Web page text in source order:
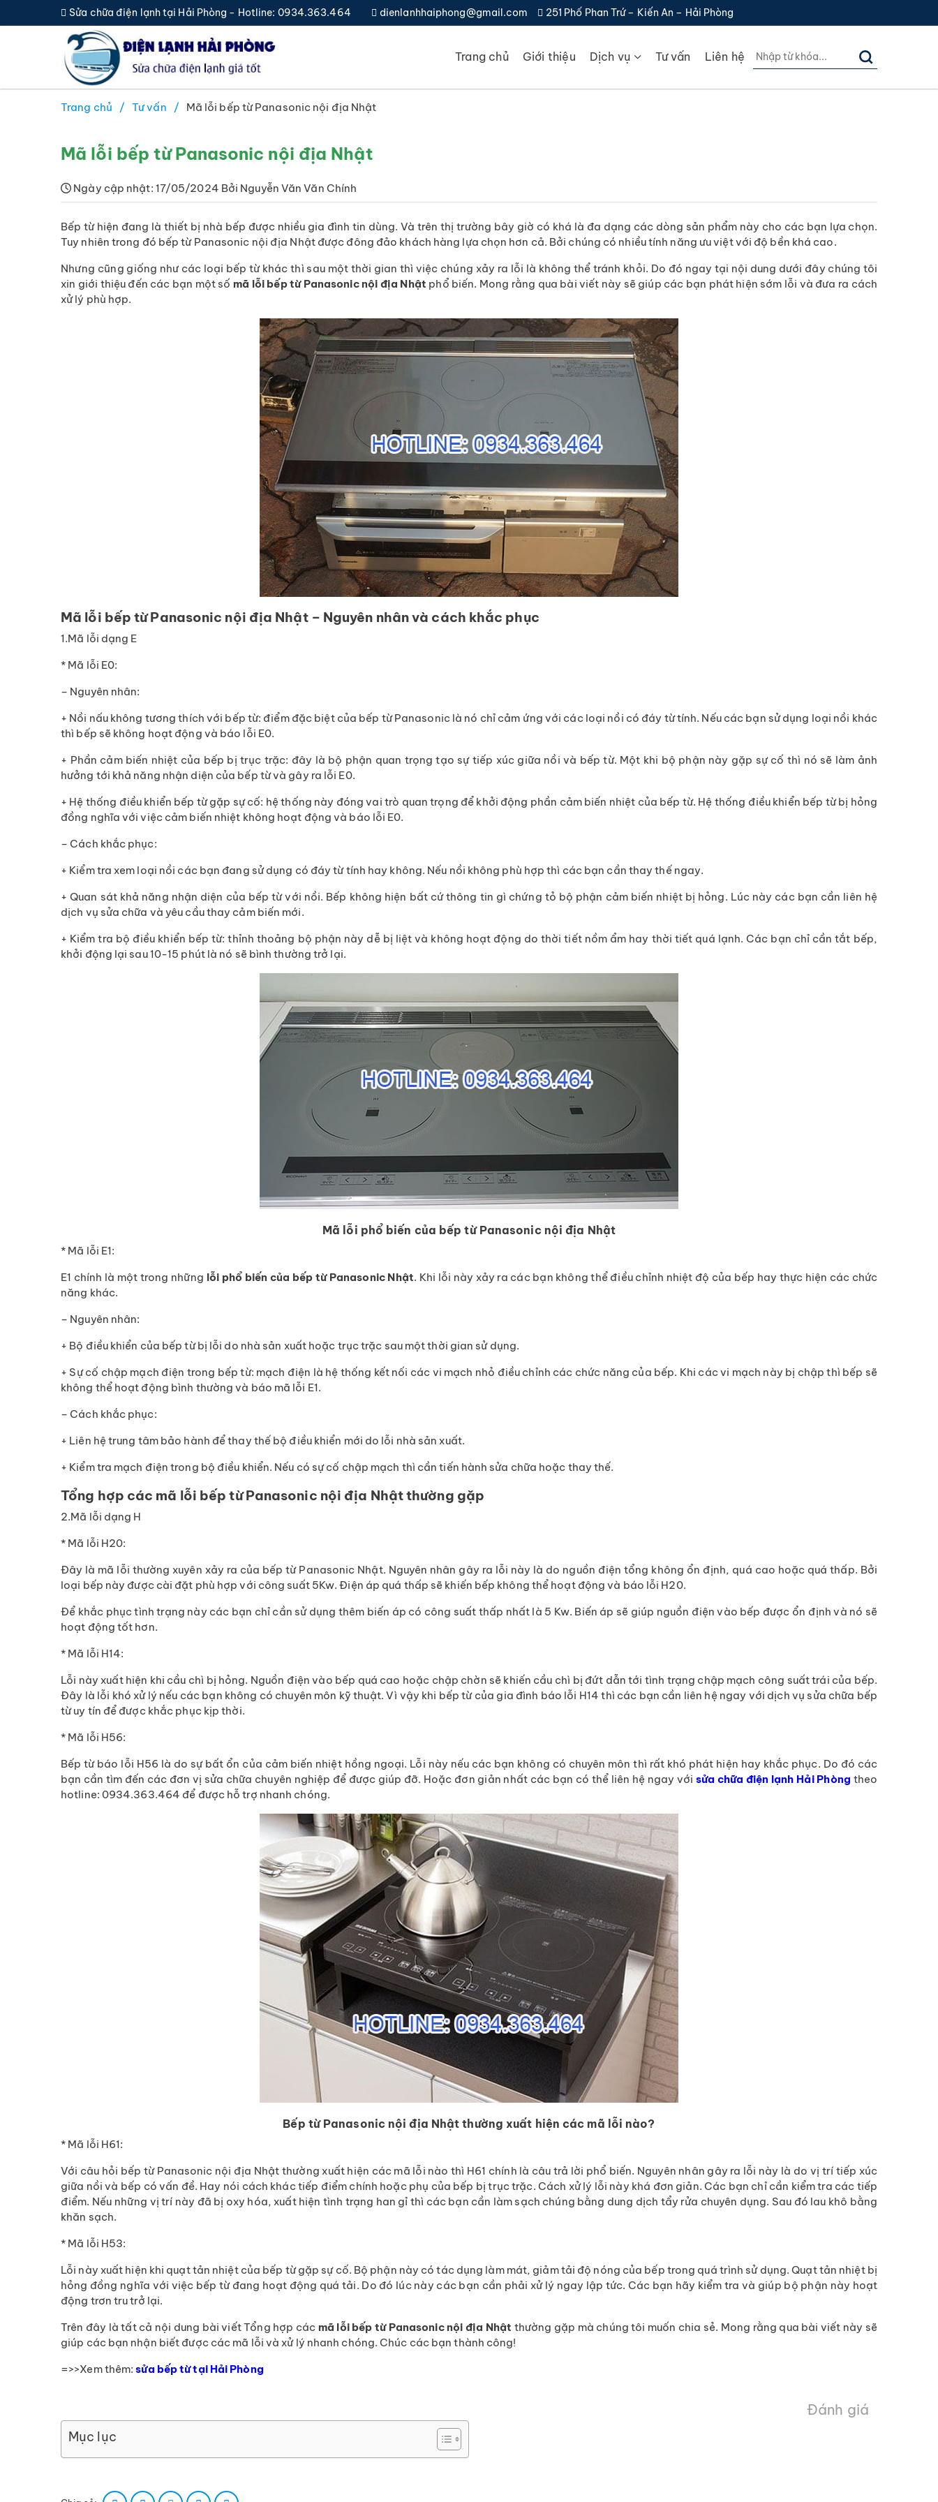
Sửa chữa điện lạnh tại Hải Phòng - Hotline: 0934.363.464 dienlanhhaiphong@gmail.com 251 Phố Phan Trứ – Kiến An – Hải Phòng
Trang chủ Giới thiệu Dịch vụ Tư vấn Liên hệ
Trang chủ Tư vấn Mã lỗi bếp từ Panasonic nội địa Nhật
Mã lỗi bếp từ Panasonic nội địa Nhật
Ngày cập nhật: 17/05/2024 Bởi Nguyễn Văn Văn Chính
Bếp từ hiện đang là thiết bị nhà bếp được nhiều gia đình tin dùng. Và trên thị trường bây giờ có khá là đa dạng các dòng sản phẩm này cho các bạn lựa chọn.
Tuy nhiên trong đó bếp từ Panasonic nội địa Nhật được đông đảo khách hàng lựa chọn hơn cả. Bởi chúng có nhiều tính năng ưu việt với độ bền khá cao.
Nhưng cũng giống như các loại bếp từ khác thì sau một thời gian thì việc chúng xảy ra lỗi là không thể tránh khỏi. Do đó ngay tại nội dung dưới đây chúng tôi
xin giới thiệu đến các bạn một sốmã lỗi bếp từ Panasonic nội địa Nhật phổ biến. Mong rằng qua bài viết này sẽ giúp các bạn phát hiện sớm lỗi và đưa ra cách
xử lý phù hợp.
Mã lỗi bếp từ Panasonic nội địa Nhật – Nguyên nhân và cách khắc phục
1.Mã lỗi dạng E
* Mã lỗi E0:
– Nguyên nhân:
+ Nồi nấu không tương thích với bếp từ: điểm đặc biệt của bếp từ Panasonic là nó chỉ cảm ứng với các loại nồi có đáy từ tính. Nếu các bạn sử dụng loại nồi khác
thì bếp sẽ không hoạt động và báo lỗi E0.
+ Phần cảm biến nhiệt của bếp bị trục trặc: đây là bộ phận quan trọng tạo sự tiếp xúc giữa nồi và bếp từ. Một khi bộ phận này gặp sự cố thì nó sẽ làm ảnh
hưởng tới khả năng nhận diện của bếp từ và gây ra lỗi E0.
+ Hệ thống điều khiển bếp từ gặp sự cố: hệ thống này đóng vai trò quan trọng để khởi động phần cảm biến nhiệt của bếp từ. Hệ thống điều khiển bếp từ bị hỏng
đồng nghĩa với việc cảm biến nhiệt không hoạt động và báo lỗi E0.
– Cách khắc phục:
+ Kiểm tra xem loại nồi các bạn đang sử dụng có đáy từ tính hay không. Nếu nồi không phù hợp thì các bạn cần thay thế ngay.
+ Quan sát khả năng nhận diện của bếp từ với nồi. Bếp không hiện bất cứ thông tin gì chứng tỏ bộ phận cảm biến nhiệt bị hỏng. Lúc này các bạn cần liên hệ
dịch vụ sửa chữa và yêu cầu thay cảm biến mới.
+ Kiểm tra bộ điều khiển bếp từ: thỉnh thoảng bộ phận này dễ bị liệt và không hoạt động do thời tiết nồm ẩm hay thời tiết quá lạnh. Các bạn chỉ cần tắt bếp,
khởi động lại sau 10-15 phút là nó sẽ bình thường trở lại.
Mã lỗi phổ biến của bếp từ Panasonic nội địa Nhật
* Mã lỗi E1:
E1 chính là một trong những lỗi phổ biến của bếp từ Panasonic Nhật. Khi lỗi này xảy ra các bạn không thể điều chỉnh nhiệt độ của bếp hay thực hiện các chức
năng khác.
– Nguyên nhân:
+ Bộ điều khiển của bếp từ bị lỗi do nhà sản xuất hoặc trục trặc sau một thời gian sử dụng.
+ Sự cố chập mạch điện trong bếp từ: mạch điện là hệ thống kết nối các vi mạch nhỏ điều chỉnh các chức năng của bếp. Khi các vi mạch này bị chập thì bếp sẽ
không thể hoạt động bình thường và báo mã lỗi E1.
– Cách khắc phục:
+ Liên hệ trung tâm bảo hành để thay thế bộ điều khiển mới do lỗi nhà sản xuất.
+ Kiểm tra mạch điện trong bộ điều khiển. Nếu có sự cố chập mạch thì cần tiến hành sửa chữa hoặc thay thế.
Tổng hợp các mã lỗi bếp từ Panasonic nội địa Nhật thường gặp
2.Mã lỗi dạng H
* Mã lỗi H20:
Đây là mã lỗi thường xuyên xảy ra của bếp từ Panasonic Nhật. Nguyên nhân gây ra lỗi này là do nguồn điện tổng không ổn định, quá cao hoặc quá thấp. Bởi
loại bếp này được cài đặt phù hợp với công suất 5Kw. Điện áp quá thấp sẽ khiến bếp không thể hoạt động và báo lỗi H20.
Để khắc phục tình trạng này các bạn chỉ cần sử dụng thêm biến áp có công suất thấp nhất là 5 Kw. Biến áp sẽ giúp nguồn điện vào bếp được ổn định và nó sẽ
hoạt động tốt hơn.
* Mã lỗi H14:
Lỗi này xuất hiện khi cầu chì bị hỏng. Nguồn điện vào bếp quá cao hoặc chập chờn sẽ khiến cầu chì bị đứt dẫn tới tình trạng chập mạch công suất trái của bếp.
Đây là lỗi khó xử lý nếu các bạn không có chuyên môn kỹ thuật. Vì vậy khi bếp từ của gia đình báo lỗi H14 thì các bạn cần liên hệ ngay với dịch vụ sửa chữa bếp
từ uy tín để được khắc phục kịp thời.
* Mã lỗi H56:
Bếp từ báo lỗi H56 là do sự bất ổn của cảm biến nhiệt hồng ngoại. Lỗi này nếu các bạn không có chuyên môn thì rất khó phát hiện hay khắc phục. Do đó các
bạn cần tìm đến các đơn vị sửa chữa chuyên nghiệp để được giúp đỡ. Hoặc đơn giản nhất các bạn có thể liên hệ ngay với sửa chữa điện lạnh Hải Phòng theo
hotline: 0934.363.464 để được hỗ trợ nhanh chóng.
Bếp từ Panasonic nội địa Nhật thường xuất hiện các mã lỗi nào?
* Mã lỗi H61:
Với câu hỏi bếp từ Panasonic nội địa Nhật thường xuất hiện các mã lỗi nào thì H61 chính là câu trả lời phổ biến. Nguyên nhân gây ra lỗi này là do vị trí tiếp xúc
giữa nồi và bếp có vấn đề. Hay nói cách khác tiếp điểm chính hoặc phụ của bếp bị trục trặc. Cách xử lý lỗi này khá đơn giản. Các bạn chỉ cần kiểm tra các tiếp
điểm. Nếu những vị trí này đã bị oxy hóa, xuất hiện tình trạng han gỉ thì các bạn cần làm sạch chúng bằng dung dịch tẩy rửa chuyên dụng. Sau đó lau khô bằng
khăn sạch.
* Mã lỗi H53:
Lỗi này xuất hiện khi quạt tản nhiệt của bếp từ gặp sự cố. Bộ phận này có tác dụng làm mát, giảm tải độ nóng của bếp trong quá trình sử dụng. Quạt tản nhiệt bị
hỏng đồng nghĩa với việc bếp từ đang hoạt động quá tải. Do đó lúc này các bạn cần phải xử lý ngay lập tức. Các bạn hãy kiểm tra và giúp bộ phận này hoạt
động trơn tru trở lại.
Trên đây là tất cả nội dung bài viết Tổng hợp các mã lỗi bếp từ Panasonic nội địa Nhật thường gặp mà chúng tôi muốn chia sẻ. Mong rằng qua bài viết này sẽ
giúp các bạn nhận biết được các mã lỗi và xử lý nhanh chóng. Chúc các bạn thành công!
=>>Xem thêm:sửa bếp từ tại Hải Phòng
Đánh giá
Mục lục